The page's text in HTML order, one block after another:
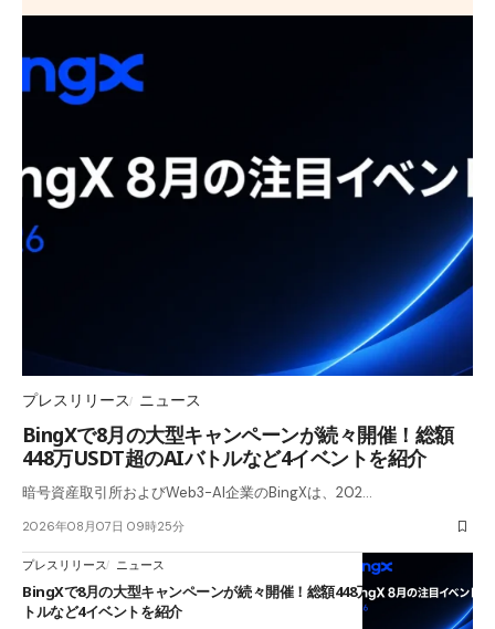
プレスリリース ニュース
BingXで8月の大型キャンペーンが続々開催！総額
448万USDT超のAIバトルなど4イベントを紹介
暗号資産取引所およびWeb3-AI企業のBingXは、202…
2026年08月07日 09時25分
プレスリリース ニュース
BingXで8月の大型キャンペーンが続々開催！総額448万USDT超のAIバ
トルなど4イベントを紹介